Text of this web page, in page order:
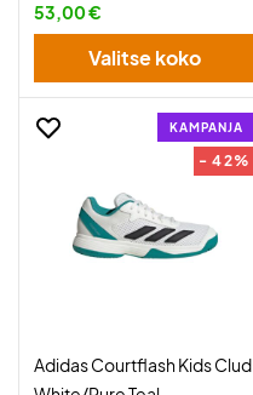
53,00 €
Valitse koko
KAMPANJA
- 42%
Adidas Courtflash Kids Clud